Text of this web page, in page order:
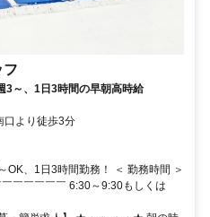
フ
3～、1日3時間の早朝高時給
口より徒歩3分
OK、1日3時間勤務！ ＜ 勤務時間 ＞
￣￣￣￣￣ 6:30～9:30もしくは